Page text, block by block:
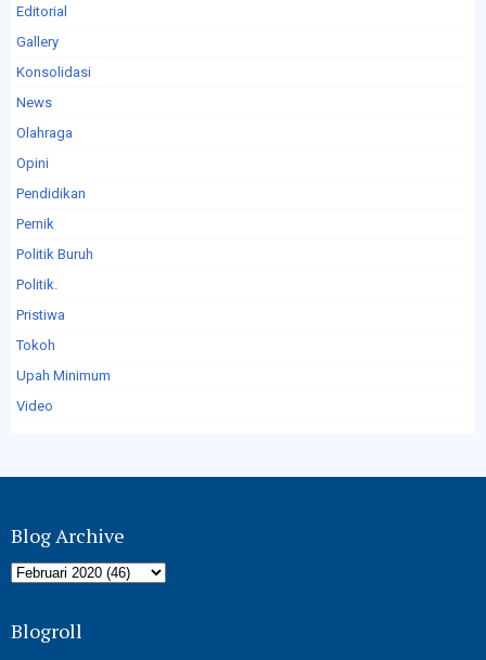
Editorial
Gallery
Konsolidasi
News
Olahraga
Opini
Pendidikan
Pernik
Politik Buruh
Politik.
Pristiwa
Tokoh
Upah Minimum
Video
Blog Archive
Blogroll